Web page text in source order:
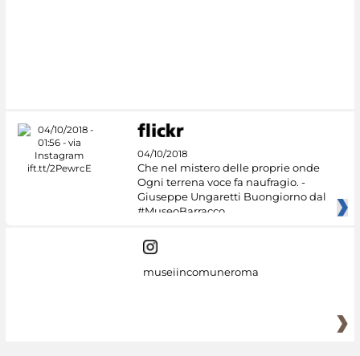
04/10/2018
Che nel mistero delle proprie onde
Ogni terrena voce fa naufragio. -
Giuseppe Ungaretti Buongiorno dal
#MuseoBarracco
museiincomuneroma